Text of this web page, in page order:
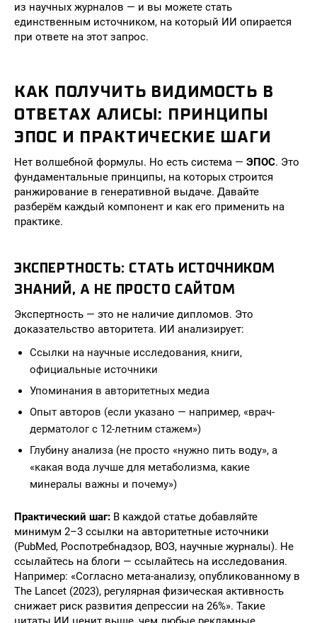
из научных журналов — и вы можете стать
единственным источником, на который ИИ опирается
при ответе на этот запрос.
КАК ПОЛУЧИТЬ ВИДИМОСТЬ В
ОТВЕТАХ АЛИСЫ: ПРИНЦИПЫ
ЭПОС И ПРАКТИЧЕСКИЕ ШАГИ
Нет волшебной формулы. Но есть система — ЭПОС. Это
фундаментальные принципы, на которых строится
ранжирование в генеративной выдаче. Давайте
разберём каждый компонент и как его применить на
практике.
ЭКСПЕРТНОСТЬ: СТАТЬ ИСТОЧНИКОМ
ЗНАНИЙ, А НЕ ПРОСТО САЙТОМ
Экспертность — это не наличие дипломов. Это
доказательство авторитета. ИИ анализирует:
Ссылки на научные исследования, книги,
официальные источники
Упоминания в авторитетных медиа
Опыт авторов (если указано — например, «врач-
дерматолог с 12-летним стажем»)
Глубину анализа (не просто «нужно пить воду», а
«какая вода лучше для метаболизма, какие
минералы важны и почему»)
Практический шаг: В каждой статье добавляйте
минимум 2–3 ссылки на авторитетные источники
(PubMed, Роспотребнадзор, ВОЗ, научные журналы). Не
ссылайтесь на блоги — ссылайтесь на исследования.
Например: «Согласно мета-анализу, опубликованному в
The Lancet (2023), регулярная физическая активность
снижает риск развития депрессии на 26%». Такие